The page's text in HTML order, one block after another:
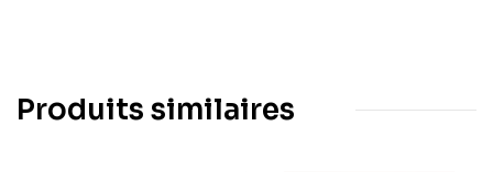
Produits similaires